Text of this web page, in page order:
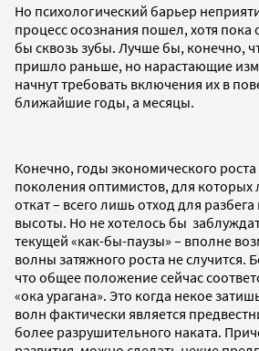
Но психологический барьер
процесс осознания пошел, хотя
бы сквозь зубы. Лучше бы, конечно,
пришло раньше, но нарастающие
начнут требовать включения их в
ближайшие годы, а месяцы.
Конечно, годы экономического
поколения оптимистов, для которых
откат – всего лишь отход для
высоты. Но не хотелось бы
текущей «как-бы-паузы» – вполне
волны затяжного роста не случится.
что общее положение сейчас
«ока урагана». Это когда некое
волн фактически является
более разрушительного наката.